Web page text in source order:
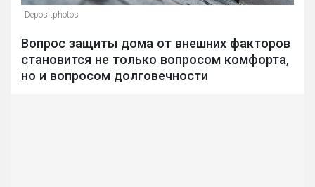
Depositphotos
Вопрос защиты дома от внешних факторов
становится не только вопросом комфорта,
но и вопросом долговечности